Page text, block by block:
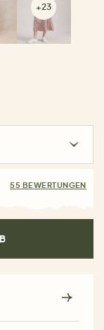
+23
55 BEWERTUNGEN